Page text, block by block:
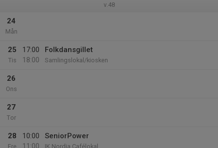
v.48
24
Mån
25
Tis
17:00
18:00
Folkdansgillet
Samlingslokal/kiosken
26
Ons
27
Tor
28
Fre
10:00
11:00
SeniorPower
IK Nordia Cafélokal